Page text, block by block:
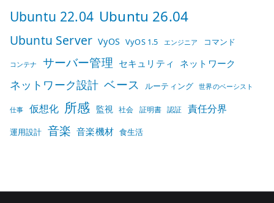
Ubuntu 22.04 Ubuntu 26.04
Ubuntu Server VyOS VyOS 1.5 エンジニア コマンド
コンテナ サーバー管理 セキュリティ ネットワーク
ネットワーク設計 ベース ルーティング 世界のベーシスト
仕事 仮想化 所感 監視 社会 証明書 認証 責任分界
運用設計 音楽 音楽機材 食生活